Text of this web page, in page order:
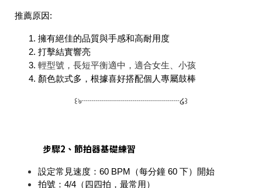
推薦原因:
擁有絕佳的品質與手感和高耐用度
打擊結實響亮
輕型號，長短平衡適中，適合女生、小孩
顏色款式多，根據喜好搭配個人專屬鼓棒
꒰ঌ┈┈┈┈┈┈┈┈┈┈┈┈໒꒱
步驟2、節拍器基礎練習
設定常見速度：60 BPM（每分鐘 60 下）開始
拍號：4/4（四四拍，最常用）